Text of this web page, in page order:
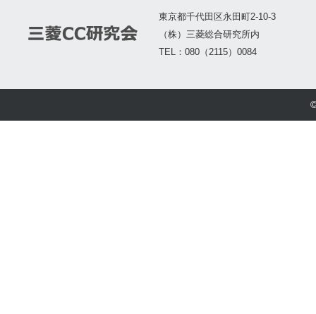
東京都千代田区永田町2-10-3
（株）三菱総合研究所内
TEL：080（2115）0084